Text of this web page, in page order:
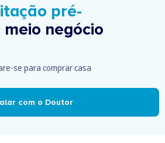
pré-
meio negócio
se para comprar casa
com o Doutor